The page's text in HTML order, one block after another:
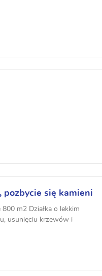
pozbycie się kamieni
m2 Działka o lekkim
usunięciu krzewów i